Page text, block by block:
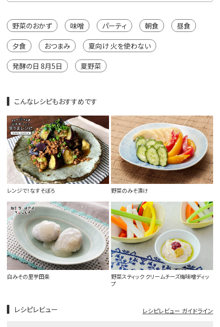
野菜のおかず 味噌 パーティ 朝食 昼食
夕食 おつまみ 夏向け 火を使わない
発酵の日 8月5日 夏野菜
こんなレシピもおすすめです
レンジで！なすそぼろ 野菜のみそ漬け
白みその里芋田楽
野菜スティック クリームチーズ梅味噌ディッ
プ
レシピレビュー レシピレビュー ガイドライン